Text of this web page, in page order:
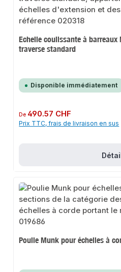
Echelle coulissante à
traverse standard
Disponible immédiatement
Prix régulier :
De 490.57 CHF
Prix TTC, frais de livraison en sus
Poulie Munk pour échelles à